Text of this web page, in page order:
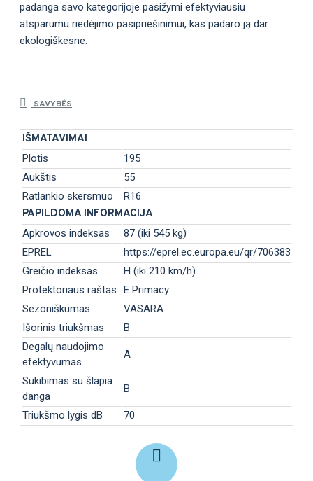
padanga savo kategorijoje pasižymi efektyviausiu
atsparumu riedėjimo pasipriešinimui, kas padaro ją dar
ekologiškesne.
SAVYBĖS
IŠMATAVIMAI
Plotis
195
Aukštis
55
Ratlankio skersmuo
R16
PAPILDOMA INFORMACIJA
Apkrovos indeksas
87 (iki 545 kg)
EPREL
https://eprel.ec.europa.eu/qr/706383
Greičio indeksas
H (iki 210 km/h)
Protektoriaus raštas
E Primacy
Sezoniškumas
VASARA
Išorinis triukšmas
B
Degalų naudojimo
efektyvumas
A
Sukibimas su šlapia
danga
B
Triukšmo lygis dB 70